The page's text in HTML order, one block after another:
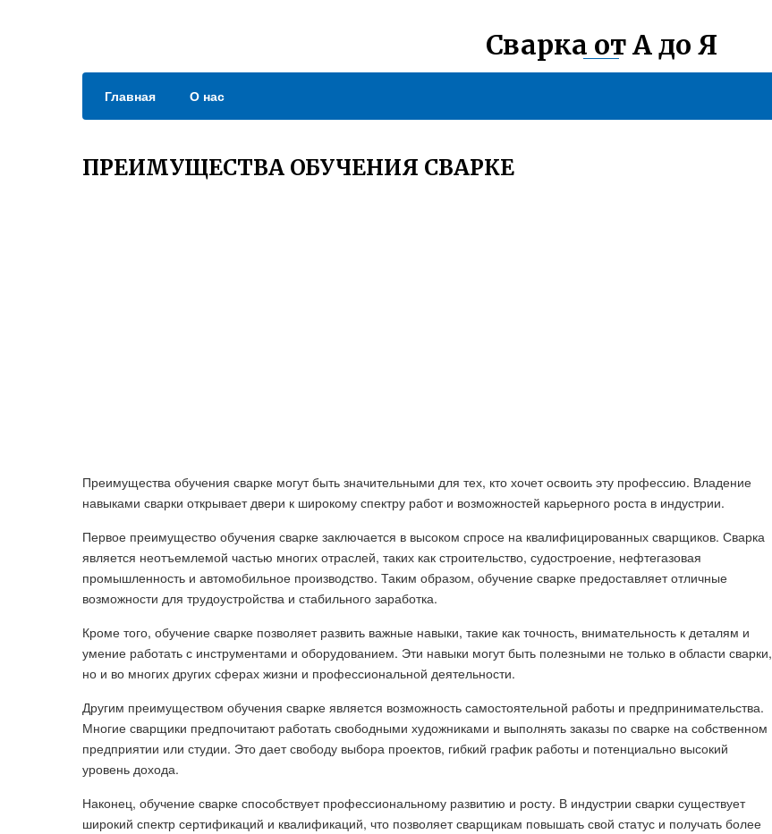
Сварка от А до Я
Главная О нас
ПРЕИМУЩЕСТВА ОБУЧЕНИЯ СВАРКЕ
Преимущества обучения сварке могут быть значительными для тех, кто хочет освоить эту профессию. Владение
навыками сварки открывает двери к широкому спектру работ и возможностей карьерного роста в индустрии.
Первое преимущество обучения сварке заключается в высоком спросе на квалифицированных сварщиков. Сварка
является неотъемлемой частью многих отраслей, таких как строительство, судостроение, нефтегазовая
промышленность и автомобильное производство. Таким образом, обучение сварке предоставляет отличные
возможности для трудоустройства и стабильного заработка.
Кроме того, обучение сварке позволяет развить важные навыки, такие как точность, внимательность к деталям и
умение работать с инструментами и оборудованием. Эти навыки могут быть полезными не только в области сварки,
но и во многих других сферах жизни и профессиональной деятельности.
Другим преимуществом обучения сварке является возможность самостоятельной работы и предпринимательства.
Многие сварщики предпочитают работать свободными художниками и выполнять заказы по сварке на собственном
предприятии или студии. Это дает свободу выбора проектов, гибкий график работы и потенциально высокий
уровень дохода.
Наконец, обучение сварке способствует профессиональному развитию и росту. В индустрии сварки существует
широкий спектр сертификаций и квалификаций, что позволяет сварщикам повышать свой статус и получать более